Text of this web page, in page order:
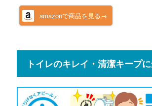
amazonで商品を見る→
トイレのキレイ・清潔キープ